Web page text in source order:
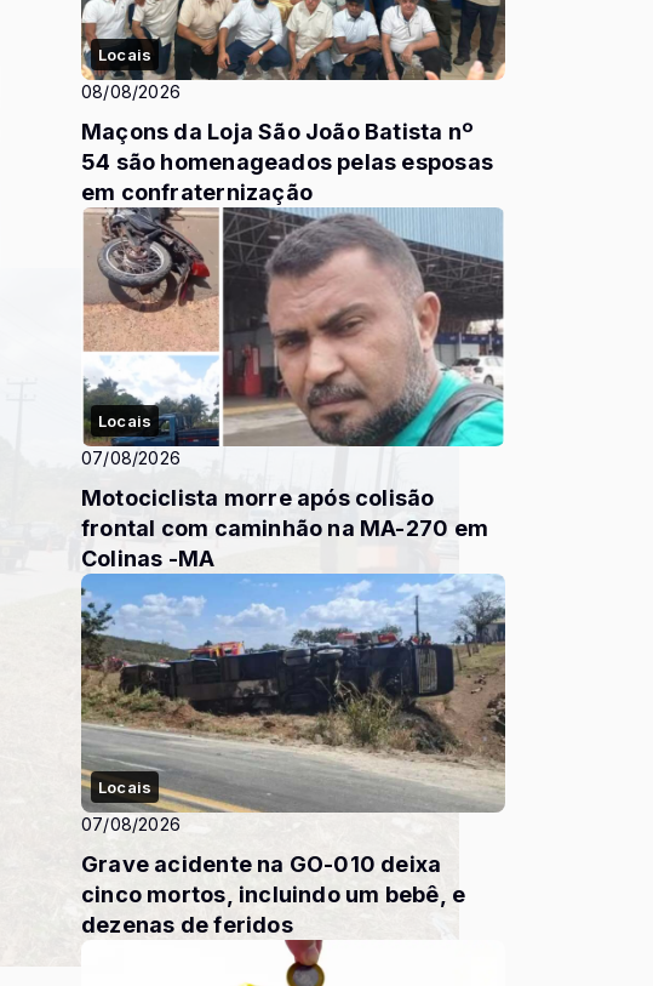
Locais
08/08/2026
Maçons da Loja São João Batista nº
54 são homenageados pelas esposas
em confraternização
Locais
07/08/2026
Motociclista morre após colisão
frontal com caminhão na MA-270 em
Colinas -MA
Locais
07/08/2026
Grave acidente na GO-010 deixa
cinco mortos, incluindo um bebê, e
dezenas de feridos